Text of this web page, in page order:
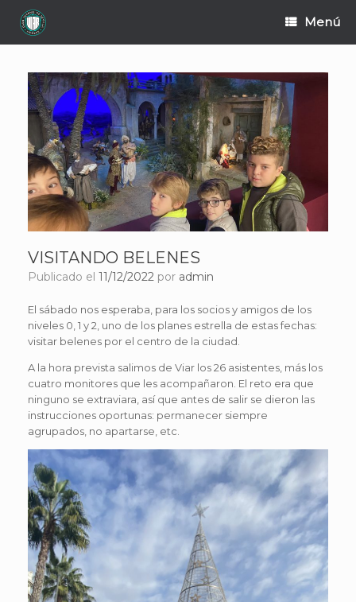
contenido
Menú
VISITANDO BELENES
Publicado el 11/12/2022 por admin
El sábado nos esperaba, para los socios y amigos de los
niveles 0, 1 y 2, uno de los planes estrella de estas fechas:
visitar belenes por el centro de la ciudad.
A la hora prevista salimos de Viar los 26 asistentes, más los
cuatro monitores que les acompañaron. El reto era que
ninguno se extraviara, así que antes de salir se dieron las
instrucciones oportunas: permanecer siempre
agrupados, no apartarse, etc.